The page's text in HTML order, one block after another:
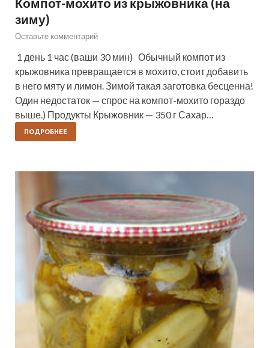
зиму)
Оставьте комментарий
1 день 1 час (ваши 30 мин) Обычный компот из
крыжовника превращается в мохито, стоит добавить
в него мяту и лимон. Зимой такая заготовка бесценна!
Один недостаток — спрос на компот-мохито гораздо
выше.) Продукты Крыжовник — 350 г Сахар…
ПОДРОБНЕЕ